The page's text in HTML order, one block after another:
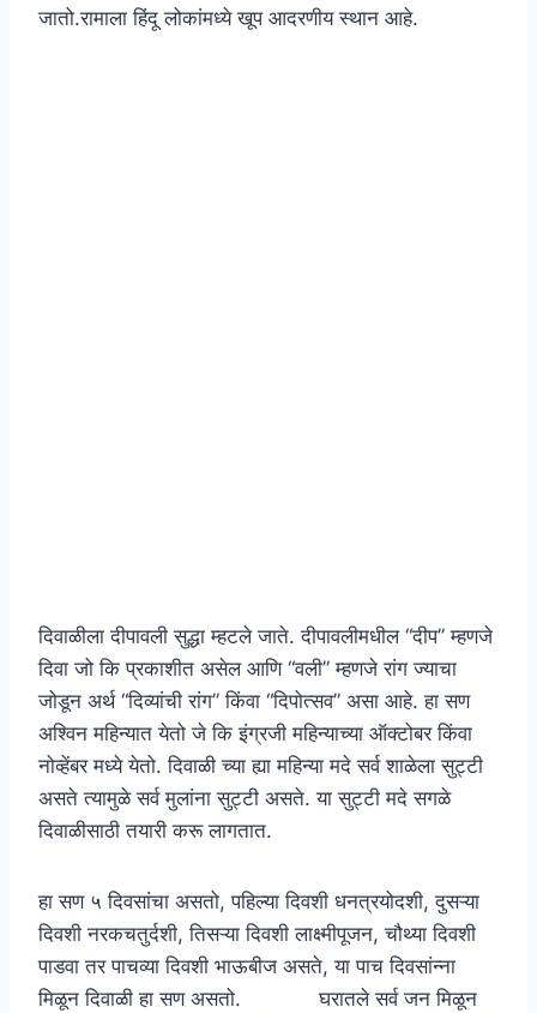
जातो.रामाला हिंदू लोकांमध्ये खूप आदरणीय स्थान आहे.
दिवाळीला दीपावली सुद्धा म्हटले जाते. दीपावलीमधील “दीप” म्हणजे
दिवा जो कि प्रकाशीत असेल आणि “वली” म्हणजे रांग ज्याचा
जोडून अर्थ “दिव्यांची रांग” किंवा “दिपोत्सव” असा आहे. हा सण
अश्विन महिन्यात येतो जे कि इंग्रजी महिन्याच्या ऑक्टोबर किंवा
नोव्हेंबर मध्ये येतो. दिवाळी च्या ह्या महिन्या मदे सर्व शाळेला सुट्टी
असते त्यामुळे सर्व मुलांना सुट्टी असते. या सुट्टी मदे सगळे
दिवाळीसाठी तयारी करू लागतात.
हा सण ५ दिवसांचा असतो, पहिल्या दिवशी धनत्रयोदशी, दुसऱ्या
दिवशी नरकचतुर्दशी, तिसऱ्या दिवशी लाक्ष्मीपूजन, चौथ्या दिवशी
पाडवा तर पाचव्या दिवशी भाऊबीज असते, या पाच दिवसांन्ना
मिळून दिवाळी हा सण असतो. घरातले सर्व जन मिळून